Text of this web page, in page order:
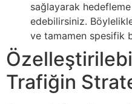
sağlayarak
edebilirsiniz.
ve tamamen spesifik
Trafiğin